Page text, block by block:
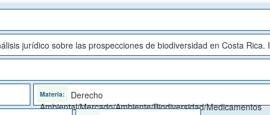
jurídico sobre las prospecciones de biodiversidad en Costa Rica. I
Derecho
Ambiental/Mercado/Ambiente/Biodiversidad/Medicamentos